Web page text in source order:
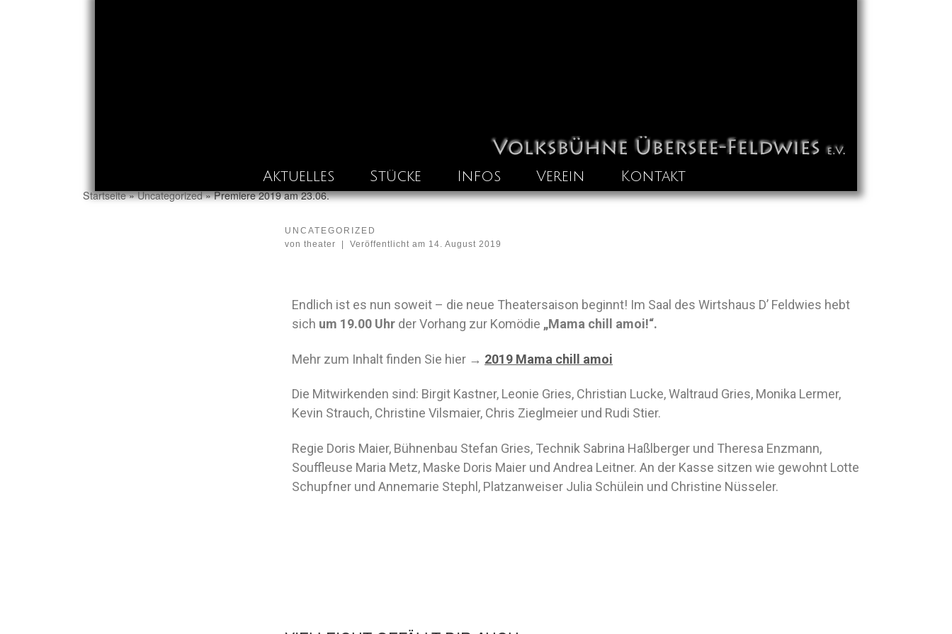
Aktuelles Stücke Infos Verein Kontakt
Startseite » Uncategorized » Premiere 2019 am 23.06.
UNCATEGORIZED
von theater | Veröffentlicht am 14. August 2019
Endlich ist es nun soweit – die neue Theatersaison beginnt! Im Saal des Wirtshaus D’ Feldwies hebt
sich um 19.00 Uhr der Vorhang zur Komödie „Mama chill amoi!“.
Mehr zum Inhalt finden Sie hier → 2019 Mama chill amoi
Die Mitwirkenden sind: Birgit Kastner, Leonie Gries, Christian Lucke, Waltraud Gries, Monika Lermer,
Kevin Strauch, Christine Vilsmaier, Chris Zieglmeier und Rudi Stier.
Regie Doris Maier, Bühnenbau Stefan Gries, Technik Sabrina Haßlberger und Theresa Enzmann,
Souffleuse Maria Metz, Maske Doris Maier und Andrea Leitner. An der Kasse sitzen wie gewohnt Lotte
Schupfner und Annemarie Stephl, Platzanweiser Julia Schülein und Christine Nüsseler.